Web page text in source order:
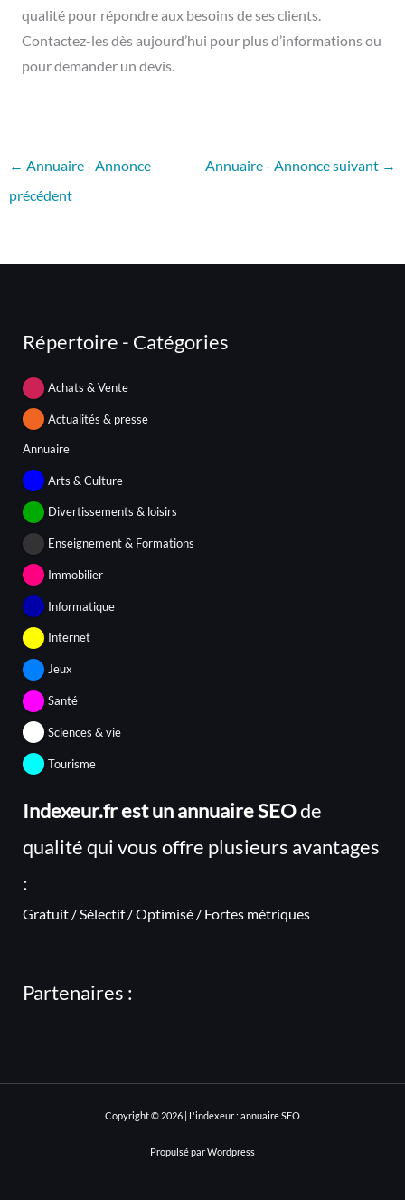
qualité pour répondre aux besoins de ses clients.
Contactez-les dès aujourd’hui pour plus d’informations ou
pour demander un devis.
← Annuaire - Annonce
précédent
Annuaire - Annonce suivant →
Répertoire - Catégories
Achats & Vente
Actualités & presse
Annuaire
Arts & Culture
Divertissements & loisirs
Enseignement & Formations
Immobilier
Informatique
Internet
Jeux
Santé
Sciences & vie
Tourisme
Indexeur.fr est un annuaire SEOde
qualité qui vous offre plusieurs avantages
:
Gratuit / Sélectif / Optimisé / Fortes métriques
Partenaires :
Copyright © 2026 | L'indexeur : annuaire SEO
Propulsé par Wordpress